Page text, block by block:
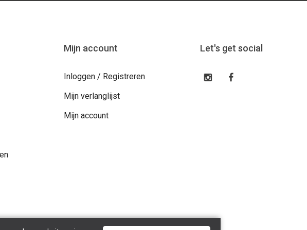
Mijn account
Inloggen / Registreren
Mijn verlanglijst
Mijn account
Let's get social